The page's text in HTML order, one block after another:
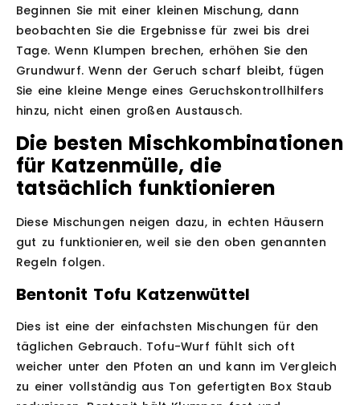
Beginnen Sie mit einer kleinen Mischung, dann
beobachten Sie die Ergebnisse für zwei bis drei
Tage. Wenn Klumpen brechen, erhöhen Sie den
Grundwurf. Wenn der Geruch scharf bleibt, fügen
Sie eine kleine Menge eines Geruchskontrollhilfers
hinzu, nicht einen großen Austausch.
Die besten Mischkombinationen
für Katzenmülle, die
tatsächlich funktionieren
Diese Mischungen neigen dazu, in echten Häusern
gut zu funktionieren, weil sie den oben genannten
Regeln folgen.
Bentonit Tofu Katzenwüttel
Dies ist eine der einfachsten Mischungen für den
täglichen Gebrauch. Tofu-Wurf fühlt sich oft
weicher unter den Pfoten an und kann im Vergleich
zu einer vollständig aus Ton gefertigten Box Staub